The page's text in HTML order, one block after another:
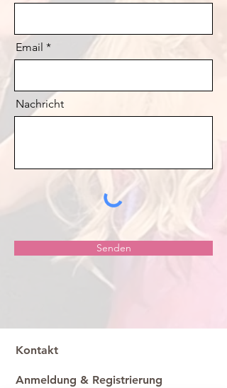
Email
Nachricht
Senden
Kontakt
Anmeldung & Registrierung